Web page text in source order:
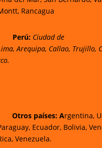
Rancagua
Perú: Ciudad de
,Arequipa, Callao, Trujillo,
Otros países: Argentina,
Ecuador, Bolivia,
Venezuela.